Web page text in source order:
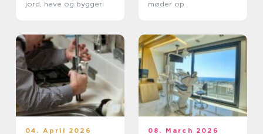
jord, have og byggeri
møder op
04. April 2026 08. March 2026